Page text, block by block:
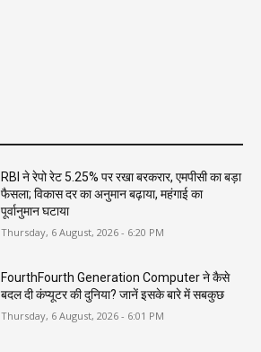
RBI ने रेपो रेट 5.25% पर रखा बरकरार, एमपीसी का बड़ा
फैसला; विकास दर का अनुमान बढ़ाया, महंगाई का
पूर्वानुमान घटाया
Thursday, 6 August, 2026 - 6:20 PM
FourthFourth Generation Computer ने कैसे
बदल दी कंप्यूटर की दुनिया? जानें इसके बारे में सबकुछ
Thursday, 6 August, 2026 - 6:01 PM